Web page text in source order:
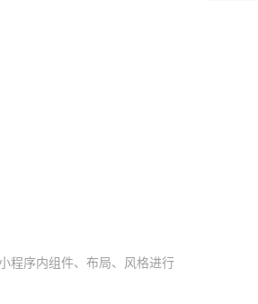
程序内组件、布局、风格进行